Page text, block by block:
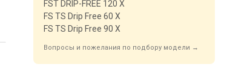
FST DRIP-FREE 120 X
FS TS Drip Free 60 X
FS TS Drip Free 90 X
Вопросы и пожелания по подбору модели →